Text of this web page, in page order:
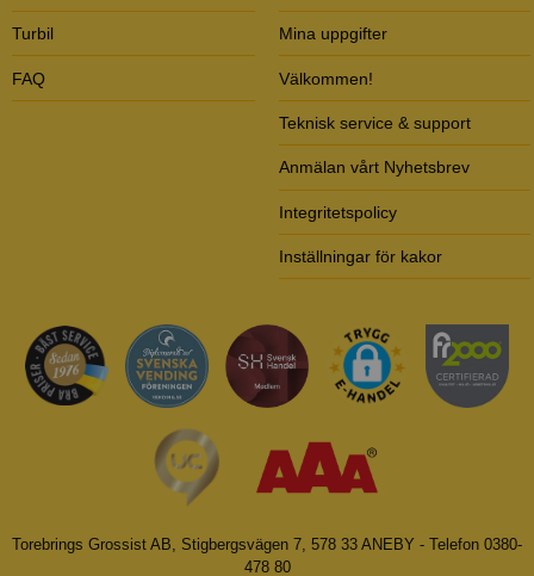
Turbil
FAQ
Mina uppgifter
Välkommen!
Teknisk service & support
Anmälan vårt Nyhetsbrev
Integritetspolicy
Inställningar för kakor
Torebrings Grossist AB, Stigbergsvägen 7, 578 33 ANEBY - Telefon 0380-
478 80